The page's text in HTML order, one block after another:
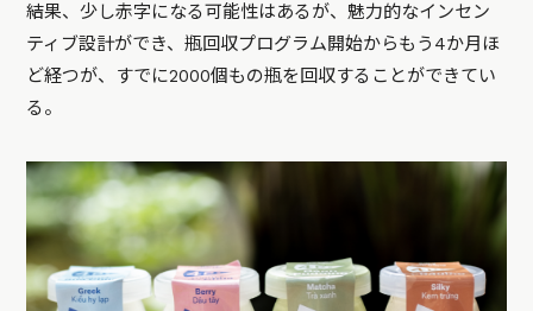
結果、少し赤字になる可能性はあるが、魅力的なインセン
ティブ設計ができ、瓶回収プログラム開始からもう4か月ほ
ど経つが、すでに2000個もの瓶を回収することができてい
る。